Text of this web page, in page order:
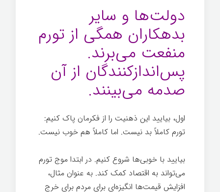
دولت‌ها و سایر
بدهکاران همگی از تورم
منفعت می‌برند.
پس‌اندازکنندگان از آن
صدمه می‌بینند.
اول، بیایید این ذهنیت را از فکرمان پاک کنیم:
تورم کاملاً بد نیست. اما کاملاً هم خوب نیست.
بیایید با خوبی‌ها شروع کنیم. در ابتدا موج تورم
می‌تواند به اقتصاد کمک کند. به عنوان مثال،
افزایش قیمت‌ها انگیزه‌ای برای مردم برای خرج